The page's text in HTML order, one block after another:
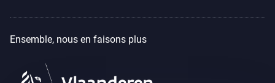
Ensemble, nous en faisons plus